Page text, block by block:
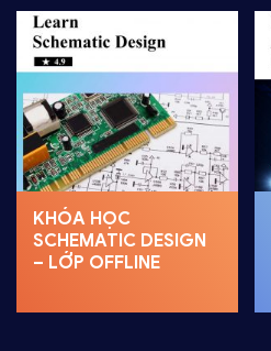
KHÓA HỌC
SCHEMATIC DESIGN
– LỚP OFFLINE